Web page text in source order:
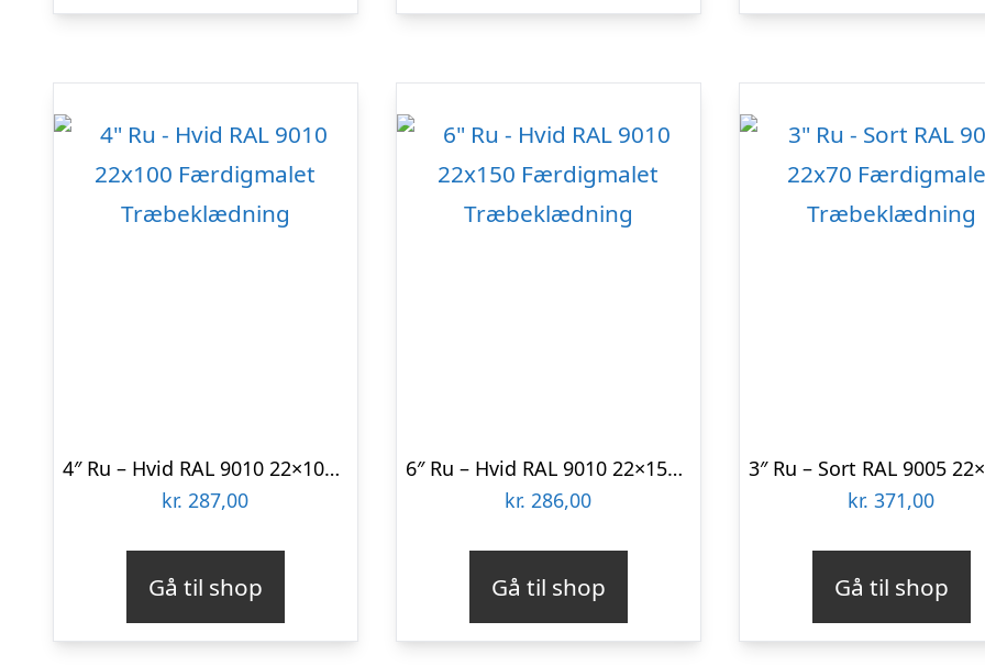
4″ Ru – Hvid RAL 9010 22×100 Færdigmalet Træbeklædning
kr. 287,00
Gå til shop
6″ Ru – Hvid RAL 9010 22×150 Færdigmalet Træbeklædning
kr. 286,00
Gå til shop
kr. 371,00
Gå til shop